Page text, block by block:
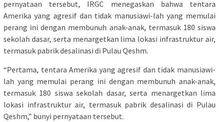
pernyataan tersebut, IRGC menegaskan bahwa tentara
Amerika yang agresif dan tidak manusiawi-lah yang memulai
perang ini dengan membunuh anak-anak, termasuk 180 siswa
sekolah dasar, serta menargetkan lima lokasi infrastruktur air,
termasuk pabrik desalinasi di Pulau Qeshm.
“Pertama, tentara Amerika yang agresif dan tidak manusiawi-
lah yang memulai perang ini dengan membunuh anak-anak,
termasuk 180 siswa sekolah dasar, serta menargetkan lima
lokasi infrastruktur air, termasuk pabrik desalinasi di Pulau
Qeshm,” bunyi pernyataan tersebut.